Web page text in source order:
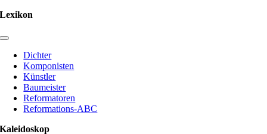
Lexikon
Toggle
Navigation
Dichter
Komponisten
Künstler
Baumeister
Reformatoren
Reformations-ABC
Kaleidoskop